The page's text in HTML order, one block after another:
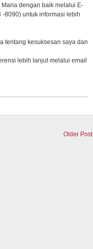
dengan baik melalui E-
-8090) untuk informasi lebih
tentang kesuksesan saya dan
lebih lanjut melalui email
Older Post